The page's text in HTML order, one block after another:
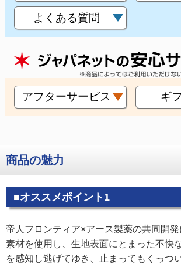
よくある質問
アフターサービス ギ
商品の魅力
■オススメポイント1
帝人フロンティア×アース製薬の共同開
素材を使用し、生地表面にとまった不快
を感知し逃げてゆき、止まってもくっつ